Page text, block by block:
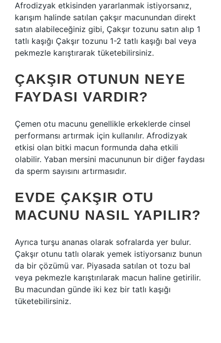
Afrodizyak etkisinden yararlanmak istiyorsanız,
karışım halinde satılan çakşır macunundan direkt
satın alabileceğiniz gibi, Çakşır tozunu satın alıp 1
tatlı kaşığı Çakşır tozunu 1-2 tatlı kaşığı bal veya
pekmezle karıştırarak tüketebilirsiniz.
ÇAKŞIR OTUNUN NEYE
FAYDASI VARDIR?
Çemen otu macunu genellikle erkeklerde cinsel
performansı artırmak için kullanılır. Afrodizyak
etkisi olan bitki macun formunda daha etkili
olabilir. Yaban mersini macununun bir diğer faydası
da sperm sayısını artırmasıdır.
EVDE ÇAKŞIR OTU
MACUNU NASIL YAPILIR?
Ayrıca turşu ananas olarak sofralarda yer bulur.
Çakşır otunu tatlı olarak yemek istiyorsanız bunun
da bir çözümü var. Piyasada satılan ot tozu bal
veya pekmezle karıştırılarak macun haline getirilir.
Bu macundan günde iki kez bir tatlı kaşığı
tüketebilirsiniz.